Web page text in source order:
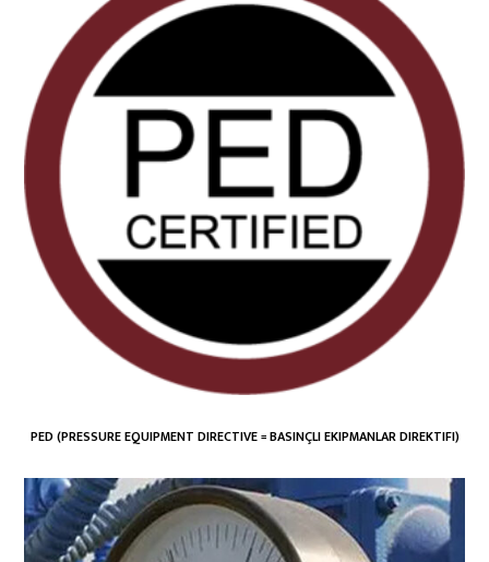
PED (PRESSURE EQUIPMENT DIRECTIVE = BASINÇLI EKIPMANLAR DIREKTIFI)